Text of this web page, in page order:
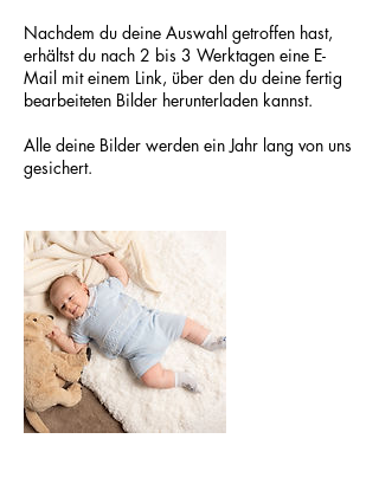
Nachdem du deine Auswahl getroffen hast,
erhältst du nach 2 bis 3 Werktagen eine E-
Mail mit einem Link, über den du deine fertig
bearbeiteten Bilder herunterladen kannst.
Alle deine Bilder werden ein Jahr lang von uns
gesichert.